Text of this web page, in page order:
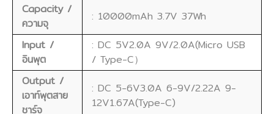
Capacity /
ความจุ
: 10000mAh 3.7V 37Wh
Input /
อินพุต
: DC 5V2.0A 9V/2.0A(Micro USB
/ Type-C）
Output /
เอาท์พุตสาย
ชาร์จ
: DC 5-6V3.0A 6-9V/2.22A 9-
12V1.67A(Type-C)